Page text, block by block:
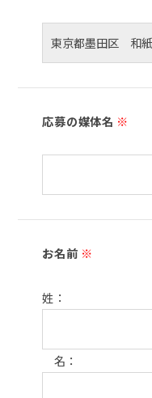
応募の媒体名 ※
お名前 ※
姓：
名：